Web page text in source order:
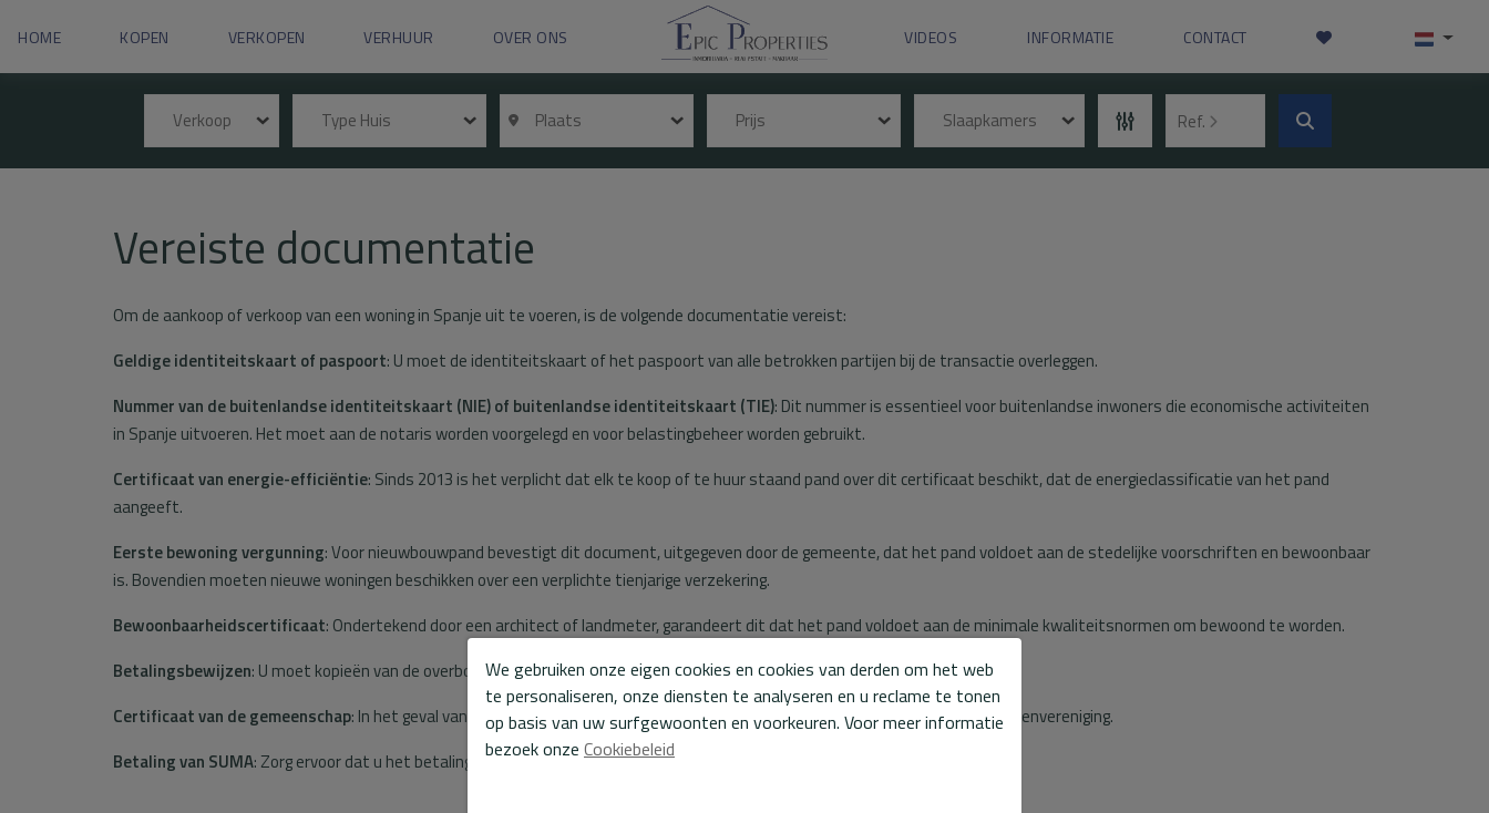
HOME KOPEN VERKOPEN VERHUUR OVER ONS VIDEOS INFORMATIE CONTACT
Verkoop Type Huis Plaats Prijs Slaapkamers Ref.
Vereiste documentatie
Om de aankoop of verkoop van een woning in Spanje uit te voeren, is de volgende documentatie vereist:
Geldige identiteitskaart of paspoort: U moet de identiteitskaart of het paspoort van alle betrokken partijen bij de transactie overleggen.
Nummer van de buitenlandse identiteitskaart (NIE) of buitenlandse identiteitskaart (TIE): Dit nummer is essentieel voor buitenlandse inwoners die economische activiteiten
in Spanje uitvoeren. Het moet aan de notaris worden voorgelegd en voor belastingbeheer worden gebruikt.
Certificaat van energie-efficiëntie: Sinds 2013 is het verplicht dat elk te koop of te huur staand pand over dit certificaat beschikt, dat de energieclassificatie van het pand
aangeeft.
Eerste bewoning vergunning: Voor nieuwbouwpand bevestigt dit document, uitgegeven door de gemeente, dat het pand voldoet aan de stedelijke voorschriften en bewoonbaar
is. Bovendien moeten nieuwe woningen beschikken over een verplichte tienjarige verzekering.
Bewoonbaarheidscertificaat: Ondertekend door een architect of landmeter, garandeert dit dat het pand voldoet aan de minimale kwaliteitsnormen om bewoond te worden.
Betalingsbewijzen: U moet kopieën van de overboekingen verstrekken die als onderdeel van de koopprijs zijn uitgevoerd.
Certificaat van de gemeenschap: In het geval van appartementen bevestigt dit document de status en situatie van de eigenarenvereniging.
Betaling van SUMA: Zorg ervoor dat u het betalingsbewijs van de IBI (Onroerendezaakbelasting) voorlegt.
We gebruiken onze eigen cookies en cookies van derden om het web
te personaliseren, onze diensten te analyseren en u reclame te tonen
op basis van uw surfgewoonten en voorkeuren. Voor meer informatie
bezoek onze Cookiebeleid